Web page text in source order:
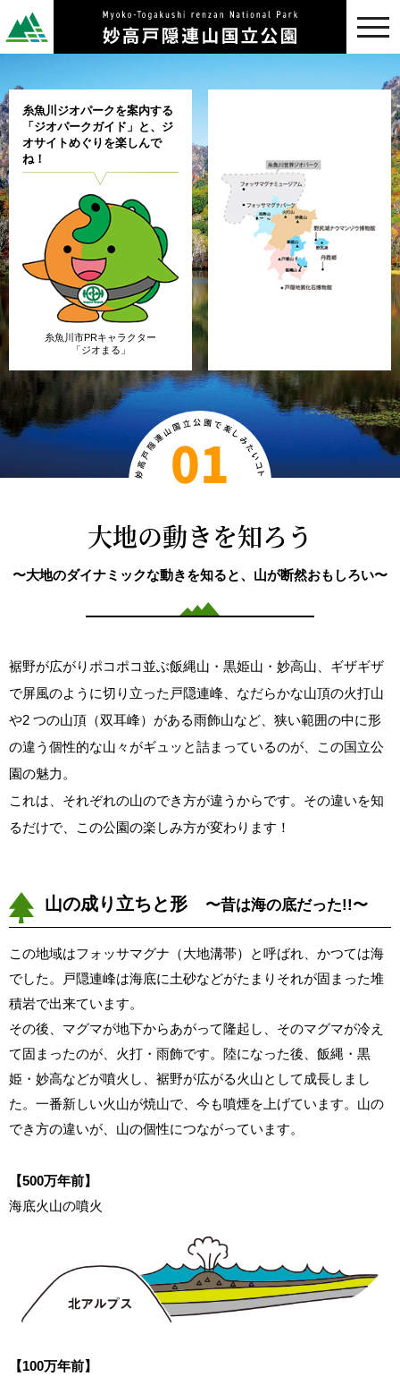
糸魚川ジオパークを案内する
「ジオパークガイド」と、ジ
オサイトめぐりを楽しんで
ね！
糸魚川市PRキャラクター
「ジオまる」
01
大地の動きを知ろう
〜大地のダイナミックな動きを知ると、山が断然おもしろい〜
裾野が広がりポコポコ並ぶ飯縄山・黒姫山・妙高山、ギザギザ
で屏風のように切り立った戸隠連峰、なだらかな山頂の火打山
や2 つの山頂（双耳峰）がある雨飾山など、狭い範囲の中に形
の違う個性的な山々がギュッと詰まっているのが、この国立公
園の魅力。
これは、それぞれの山のでき方が違うからです。その違いを知
るだけで、この公園の楽しみ方が変わります！
山の成り立ちと形 〜昔は海の底だった!!〜
この地域はフォッサマグナ（大地溝帯）と呼ばれ、かつては海
でした。戸隠連峰は海底に土砂などがたまりそれが固まった堆
積岩で出来ています。
その後、マグマが地下からあがって隆起し、そのマグマが冷え
て固まったのが、火打・雨飾です。陸になった後、飯縄・黒
姫・妙高などが噴火し、裾野が広がる火山として成長しまし
た。一番新しい火山が焼山で、今も噴煙を上げています。山の
でき方の違いが、山の個性につながっています。
【500万年前】
海底火山の噴火
【100万年前】